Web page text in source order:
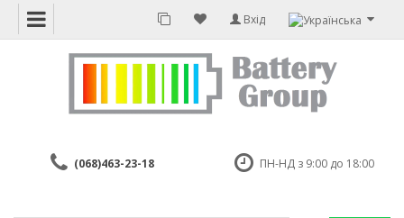
Вхід
(068)463-23-18 ПН-НД з 9:00 до 18:00